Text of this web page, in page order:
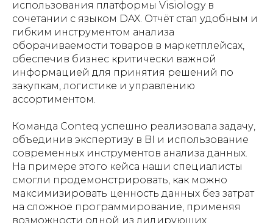
использования платформы Visiology в
сочетании с языком DAX. Отчёт стал удобным и
гибким инструментом анализа
оборачиваемости товаров в маркетплейсах,
обеспечив бизнес критически важной
информацией для принятия решений по
закупкам, логистике и управлению
ассортиментом.
Команда Conteq успешно реализовала задачу,
объединив экспертизу в BI и использование
современных инструментов анализа данных.
На примере этого кейса наши специалисты
смогли продемонстрировать, как можно
максимизировать ценность данных без затрат
на сложное программирование, применяя
возможности одной из лидирующих